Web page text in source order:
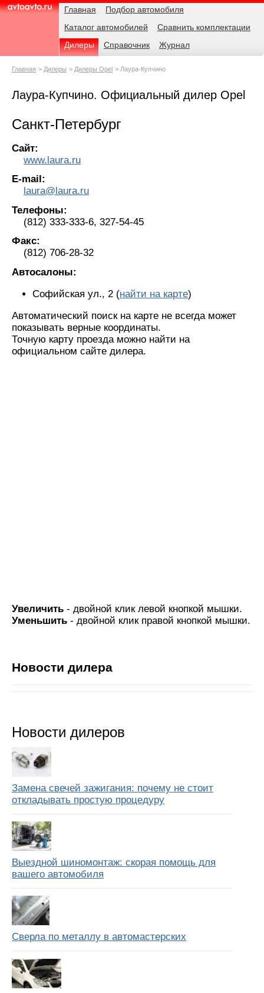
AvtoAvto.ru
Навигация Главная
Подбор автомобиля
Каталог автомобилей
Сравнить комплектации
Дилеры
Справочник Журнал
Родительские
Главная Дилеры Дилеры Opel Лаура-Купчино
Лаура-Купчино. Официальный дилер Opel
Санкт-Петербург
Сайт:
www.laura.ru
E-mail:
laura@laura.ru
Телефоны:
(812) 333-333-6, 327-54-45
Факс:
(812) 706-28-32
Автосалоны:
Софийская ул., 2 (найти на карте)
Автоматический поиск на карте не всегда может
показывать верные координаты.
Точную карту проезда можно найти на
официальном сайте дилера.
Увеличить - двойной клик левой кнопкой мышки.
Уменьшить - двойной клик правой кнопкой мышки.
Новости дилера
Новости дилеров
Замена свечей зажигания: почему не стоит
откладывать простую процедуру
Выездной шиномонтаж: скорая помощь для
вашего автомобиля
Сверла по металлу в автомастерских